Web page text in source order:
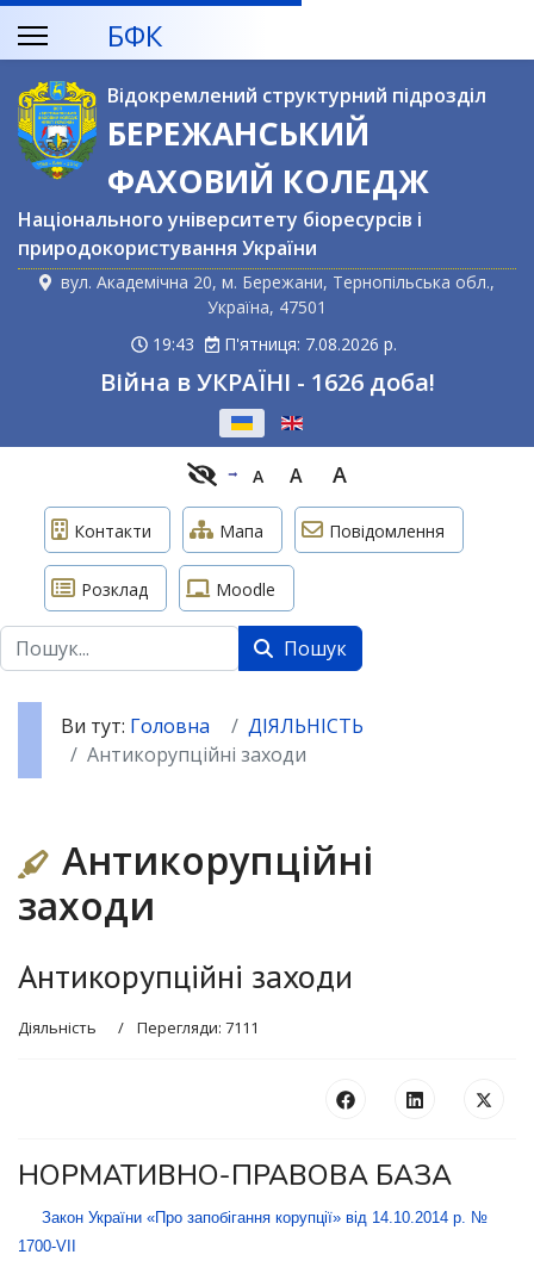
БФК
Відокремлений структурний підрозділ
БЕРЕЖАНСЬКИЙ
ФАХОВИЙ КОЛЕДЖ
Національного університету біоресурсів і
природокористування України
вул. Академічна 20, м. Бережани, Тернопільська обл.,
Україна, 47501
19:43
П'ятниця: 7.08.2026 р.
Війна в УКРАЇНІ - 1626 доба!
A A A
Контакти Мапа Повідомлення
Розклад Moodle
Пошук Пошук
Ви тут: Головна
ДІЯЛЬНІСТЬ
Антикорупційні заходи
Антикорупційні
заходи
Антикорупційні заходи
Діяльність Перегляди: 7111
НОРМАТИВНО-ПРАВОВА БАЗА
Закон України «Про запобігання корупції» від 14.10.2014 р. №
1700-VII